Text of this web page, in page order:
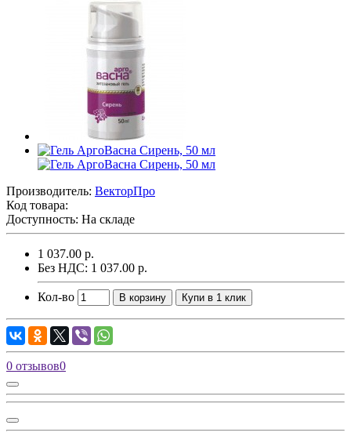
Производитель: ВекторПро
Код товара:
Доступность: На складе
1 037.00 р.
Без НДС: 1 037.00 р.
Кол-во В корзину Купи в 1 клик
0 отзывов0